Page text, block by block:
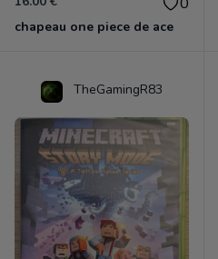
chapeau one piece de ace
TheGamingR83